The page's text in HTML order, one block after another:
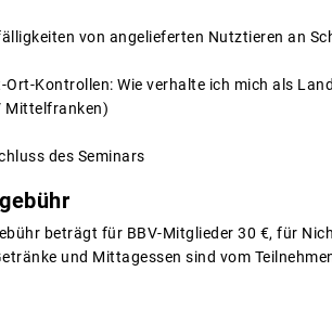
von angelieferten Nutztieren an
Kontrollen: Wie verhalte ich mich als
Mittelfranken)
des Seminars
beträgt für BBV-Mitglieder 30 €, für
und Mittagessen sind vom